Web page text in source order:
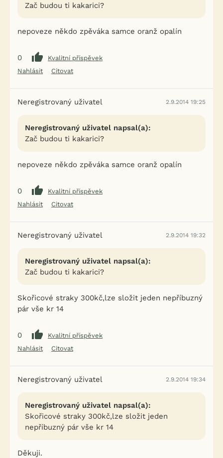
Zač budou ti kakarici?
nepoveze někdo zpěváka samce oranž opalín
0
Kvalitní příspěvek
Nahlásit
Citovat
Neregistrovaný uživatel 2.9.2014 19:25
Neregistrovaný uživatel napsal(a):
Zač budou ti kakarici?
nepoveze někdo zpěváka samce oranž opalín
0
Kvalitní příspěvek
Nahlásit
Citovat
Neregistrovaný uživatel 2.9.2014 19:32
Neregistrovaný uživatel napsal(a):
Zač budou ti kakarici?
Skořicové straky 300kč,lze složit jeden nepříbuzný
pár vše kr 14
0
Kvalitní příspěvek
Nahlásit
Citovat
Neregistrovaný uživatel 2.9.2014 19:34
Neregistrovaný uživatel napsal(a):
Skořicové straky 300kč,lze složit jeden
nepříbuzný pár vše kr 14
Děkuji.